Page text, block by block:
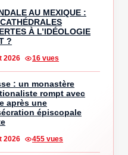
AU MEXIQUE :
À L’IDÉOLOGIE
?
2026 16 vues
: un monastère
rompt avec
après une
épiscopale
2026 455 vues